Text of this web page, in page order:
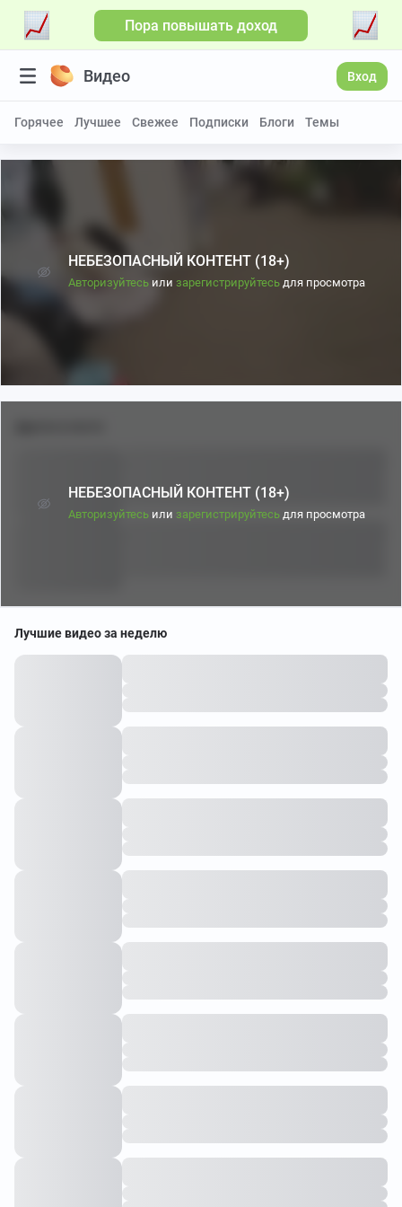
Пора повышать доход
Видео Вход
Горячее Лучшее Свежее Подписки Блоги Темы
НЕБЕЗОПАСНЫЙ КОНТЕНТ (18+)
Авторизуйтесь или зарегистрируйтесь для просмотра
НЕБЕЗОПАСНЫЙ КОНТЕНТ (18+)
Авторизуйтесь или зарегистрируйтесь для просмотра
Лучшие видео за неделю